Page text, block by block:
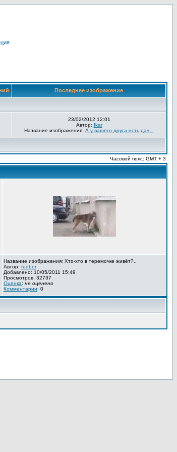
Последнее изображение
23/02/2012 12:01
Автор: Ikar
Название изображения: А у вашего друга есть дач...
Часовой пояс: GMT + 3
Название изображения: Хто-хто в теремочке живёт?..
Автор: redbor
Добавлено: 10/05/2011 15:49
Просмотров: 32737
Оценка: не оценено
Комментарии: 0